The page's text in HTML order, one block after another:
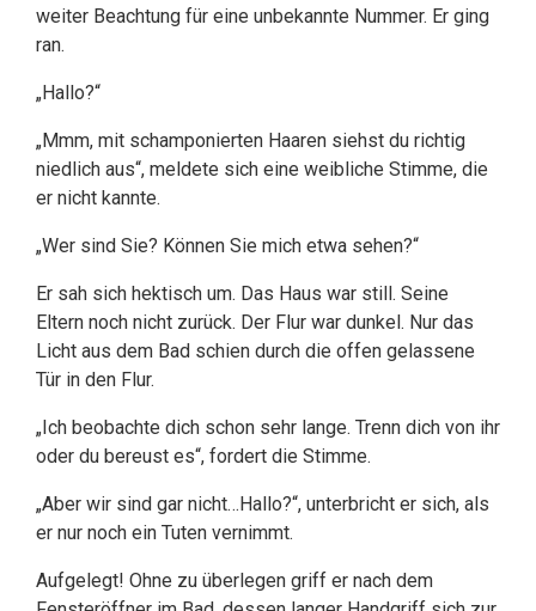
weiter Beachtung für eine unbekannte Nummer. Er ging
ran.
„Hallo?“
„Mmm, mit schamponierten Haaren siehst du richtig
niedlich aus“, meldete sich eine weibliche Stimme, die
er nicht kannte.
„Wer sind Sie? Können Sie mich etwa sehen?“
Er sah sich hektisch um. Das Haus war still. Seine
Eltern noch nicht zurück. Der Flur war dunkel. Nur das
Licht aus dem Bad schien durch die offen gelassene
Tür in den Flur.
„Ich beobachte dich schon sehr lange. Trenn dich von ihr
oder du bereust es“, fordert die Stimme.
„Aber wir sind gar nicht…Hallo?“, unterbricht er sich, als
er nur noch ein Tuten vernimmt.
Aufgelegt! Ohne zu überlegen griff er nach dem